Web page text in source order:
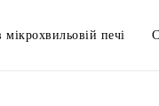
мікрохвильовій печі